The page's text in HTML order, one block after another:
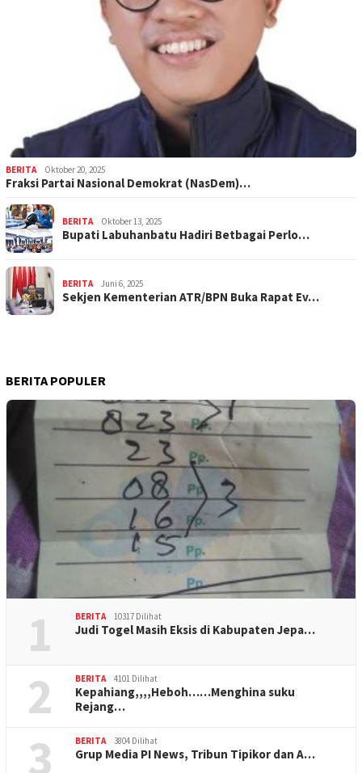
BERITA Oktober 20, 2025
Fraksi Partai Nasional Demokrat (NasDem)…
BERITA Oktober 13, 2025
Bupati Labuhanbatu Hadiri Betbagai Perlo…
BERITA Juni 6, 2025
Sekjen Kementerian ATR/BPN Buka Rapat Ev…
BERITA POPULER
1 BERITA 10317 Dilihat
Judi Togel Masih Eksis di Kabupaten Jepa…
2 BERITA 4101 Dilihat
Kepahiang,,,,Heboh……Menghina suku
Rejang…
3 BERITA 3804 Dilihat
Grup Media PI News, Tribun Tipikor dan A…